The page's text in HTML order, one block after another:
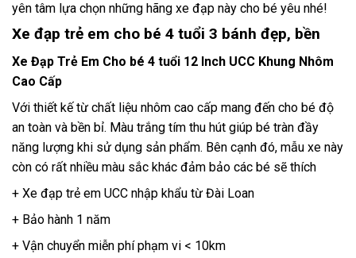
yên tâm lựa chọn những hãng xe đạp này cho bé yêu nhé!
Xe đạp trẻ em cho bé 4 tuổi 3 bánh đẹp, bền
Xe Đạp Trẻ Em Cho bé 4 tuổi 12 Inch UCC Khung Nhôm
Cao Cấp
Với thiết kế từ chất liệu nhôm cao cấp mang đến cho bé độ
an toàn và bền bỉ. Màu trắng tím thu hút giúp bé tràn đầy
năng lượng khi sử dụng sản phẩm. Bên cạnh đó, mẫu xe này
còn có rất nhiều màu sắc khác đảm bảo các bé sẽ thích
+ Xe đạp trẻ em UCC nhập khẩu từ Đài Loan
+ Bảo hành 1 năm
+ Vận chuyển miễn phí phạm vi < 10km